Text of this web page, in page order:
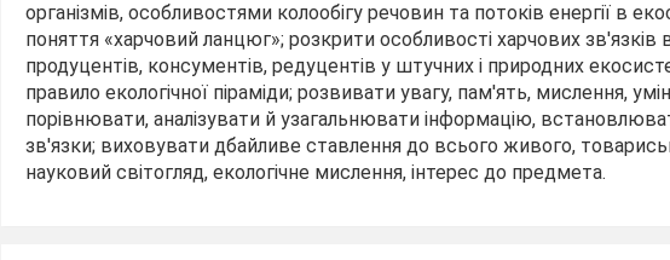
організмів, особливостями колообігу речовин та потоків енергії в
поняття «харчовий ланцюг»; розкрити особливості харчових зв'язків
продуцентів, консументів, редуцентів у штучних і природних
правило екологічної піраміди; розвивати увагу, пам'ять, мислення,
порівнювати, аналізувати й узагальнювати інформацію,
зв'язки; виховувати дбайливе ставлення до всього живого,
науковий світогляд, екологічне мислення, інтерес до предмета.